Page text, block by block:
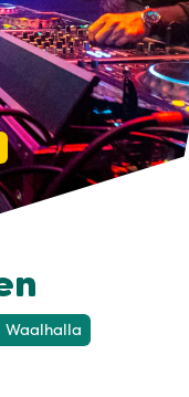
Waalhalla